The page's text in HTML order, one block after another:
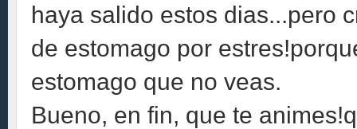
haya salido estos dias...pero
de estomago por
estomago que no veas.
Bueno, en fin, que te